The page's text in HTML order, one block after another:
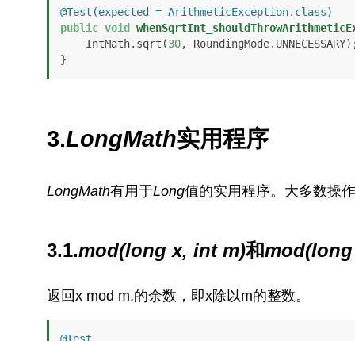
@Test(expected = ArithmeticException.class)
public void
    IntMath.sqrt(
30,
}
3.LongMath实用程序
LongMath有用于Long值的实用程序。大多数操
3.1.mod(long x, int m)和
返回x mod m.的余数，即x除以m的整数。
@Test